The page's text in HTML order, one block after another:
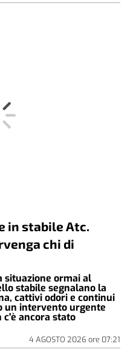
in stabile Atc.
chi di
situazione ormai al
stabile segnalano la
cattivi odori e continui
un intervento urgente
c'è ancora stato
4 AGOSTO 2026ore 07:21